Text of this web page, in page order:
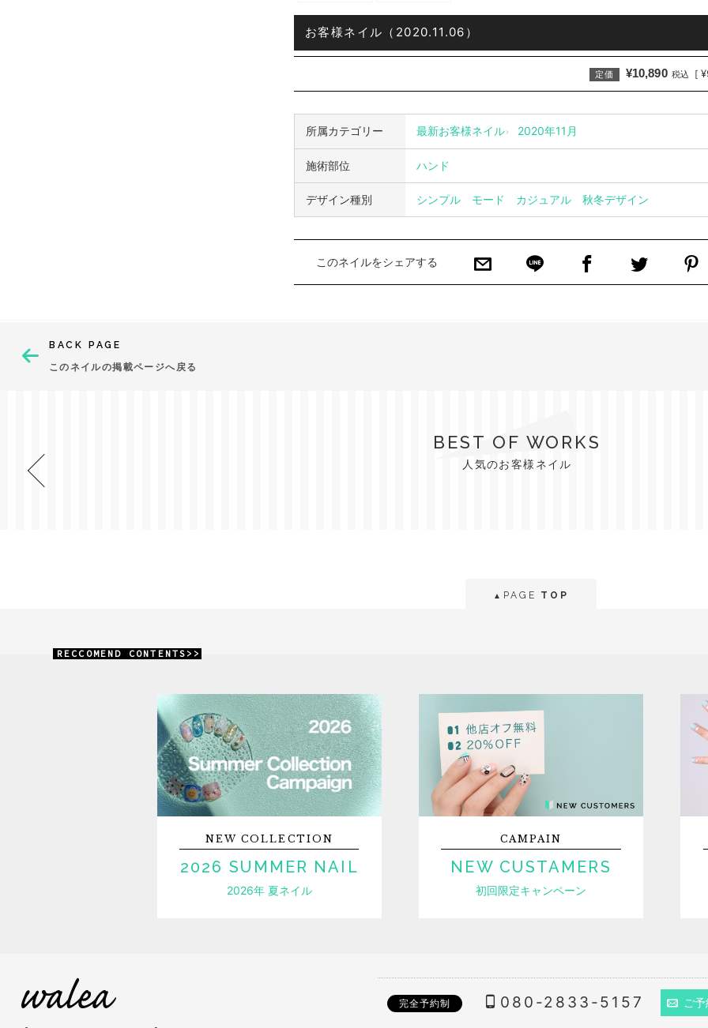
お客様ネイル（2020.11.06）
定価 ¥10,890 税込 [
所属カテゴリー 最新お客様ネイル 2020年11月
施術部位 ハンド
デザイン種別 シンプル モード カジュアル 秋冬デザイン
このネイルをシェアする
BACK PAGE
このネイルの掲載ページへ戻る
BEST OF WORKS
人気のお客様ネイル
▲ PAGE TOP
RECCOMEND CONTENTS>>
NEWCOLLECTION
2026 SUMMER NAIL
2026年 夏ネイル
CAMPAIN
NEW CUSTAMERS
初回限定キャンペーン
完全予約制 080-2833-5157 ご